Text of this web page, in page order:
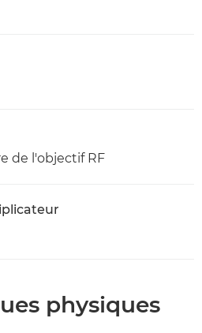
de l'objectif RF
physiques